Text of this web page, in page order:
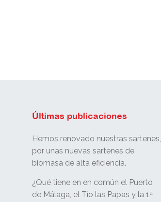
Últimas publicaciones
Hemos renovado nuestras sartenes,
por unas nuevas sartenes de
biomasa de alta eficiencia.
¿Qué tiene en en común el Puerto
de Málaga, el Tío las Papas y la 1ª